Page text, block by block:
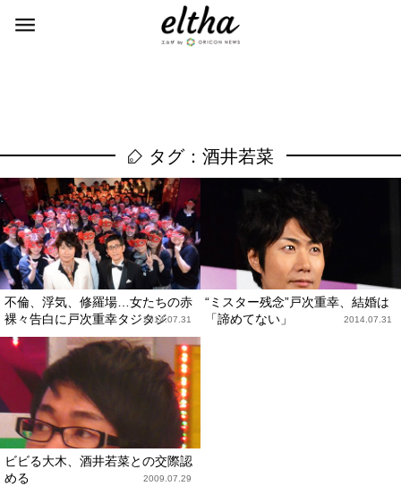
タグ：酒井若菜
不倫、浮気、修羅場…女たちの赤
裸々告白に戸次重幸タジタジ2014.07.31
“ミスター残念”戸次重幸、結婚は
「諦めてない」
2014.07.31
ビビる大木、酒井若菜との交際認
める
2009.07.29